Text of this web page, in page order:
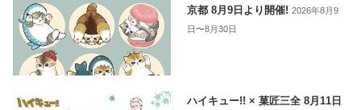
京都 8月9日より開催!2026年8月9
日〜8月30日
ハイキュー!! × 菓匠三全 8月11日